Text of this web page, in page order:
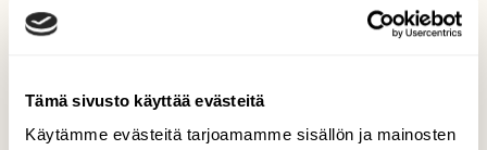
Tämä sivusto käyttää evästeitä
Käytämme evästeitä tarjoamamme sisällön ja mainosten